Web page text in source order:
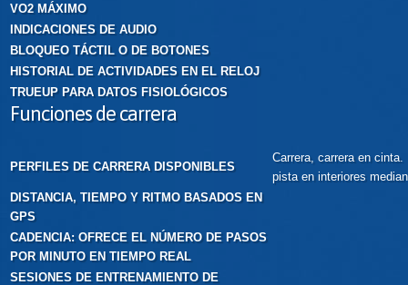
VO2 MÁXIMO
INDICACIONES DE AUDIO
BLOQUEO TÁCTIL O DE BOTONES
HISTORIAL DE ACTIVIDADES EN EL RELOJ
TRUEUP PARA DATOS FISIOLÓGICOS
Funciones de carrera
PERFILES DE CARRERA DISPONIBLES
Carrera, carrera en
pista en interiores
DISTANCIA, TIEMPO Y RITMO BASADOS EN
GPS
CADENCIA: OFRECE EL NÚMERO DE PASOS
POR MINUTO EN TIEMPO REAL
SESIONES DE ENTRENAMIENTO DE